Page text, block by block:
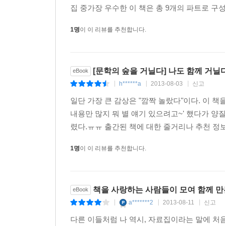
집 중가장 우수한 이 책은 총 9개의 파트로 구
1명이 이 리뷰를 추천합니다.
eBook [문학의 숲을 거닐다] 나도 함께 거닐
h******a 2013-08-03 신고
일단 가장 큰 감상은 "깜짝 놀랐다"이다. 이
내용만 많지 뭐 별 얘기 있으려고~' 했다가 양
렸다.ㅠㅠ 출간된 책에 대한 줄거리나 추천
1명이 이 리뷰를 추천합니다.
eBook 책을 사랑하는 사람들이 모여 함께
a*******2 2013-08-11 신고
다른 이들처럼 나 역시, 자료집이라는 말에